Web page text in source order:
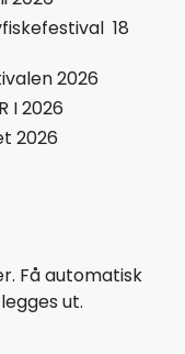
18
2026
I 2026
2026
Få automatisk
ut.